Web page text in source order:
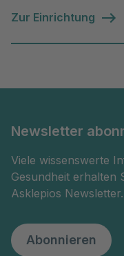
Zur Einrichtung
Newsletter
Viele wissenswerte
Gesundheit erhalten
Asklepios Newsletter.
Abonnieren